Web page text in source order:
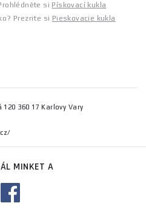
si Pískovací kukla
Prezrite si Pieskovacie kukla
360 17 Karlovy Vary
MINKET A